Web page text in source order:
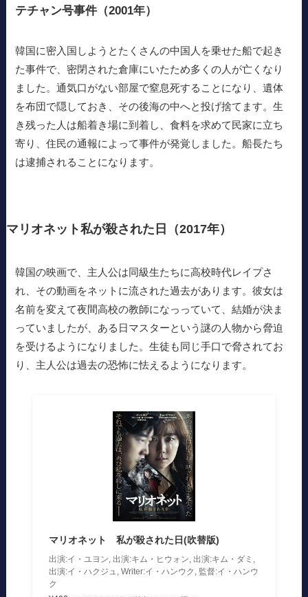
テチャン号事件（2001年）
韓国に密入国しようとたくさんの中国人を乗せた船で起き
た事件で、密閉された倉庫にいたため多くの人が亡くなり
ました。通気口がない部屋で窒息死することになり、遺体
を布団で隠しておき、その後海の中へと投げ捨てます。生
き残った人は船着き場に到着し、食料を求めて民家に立ち
寄り、住民の通報によって事件が発覚しました。船長たち
は逮捕されることになります。
マリオネット私が殺された日（2017年）
韓国の映画で、主人公は同級生たちに高校時代レイプさ
れ、その動画をネットに流された過去があります。彼女は
名前を変えて夜間高校の教師になっっていて、結婚が決ま
っていましたが、ある日マスターという謎の人物から脅迫
を受けるようになりました。生徒も同じ手口で脅されてお
り、主人公は過去の恐怖に怯えるようになります。
マリオネット 私が殺された日(吹替版)
出演:イ・ユヨン, 出演:キム・ヒウォン, 出演:キム・ダミ,
出演:イ・ハクジュ, Writer:イ・ハンウク, 監督:イ・ハンウ
ク